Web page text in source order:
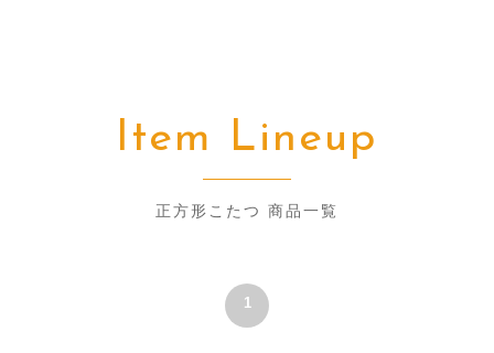
Item Lineup
正方形こたつ 商品一覧
1